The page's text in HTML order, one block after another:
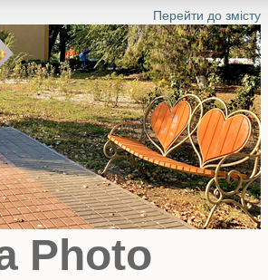
Перейти до змісту
Photo